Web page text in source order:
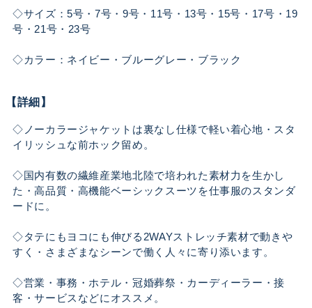
◇サイズ：5号・7号・9号・11号・13号・15号・17号・19
号・21号・23号
◇カラー：ネイビー・ブルーグレー・ブラック
【詳細】
◇ノーカラージャケットは裏なし仕様で軽い着心地・スタ
イリッシュな前ホック留め。
◇国内有数の繊維産業地北陸で培われた素材力を生かし
た・高品質・高機能ベーシックスーツを仕事服のスタンダ
ードに。
◇タテにもヨコにも伸びる2WAYストレッチ素材で動きや
すく・さまざまなシーンで働く人々に寄り添います。
◇営業・事務・ホテル・冠婚葬祭・カーディーラー・接
客・サービスなどにオススメ。